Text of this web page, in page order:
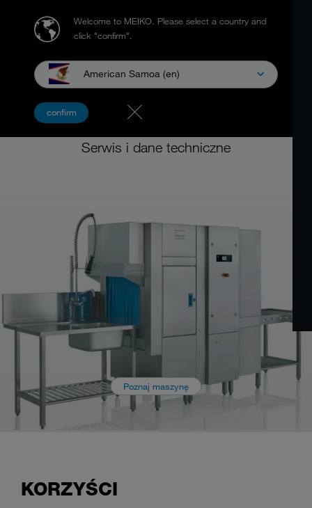
Welcome to MEIKO. Please select a country and
click "confirm".
American Samoa (en)
confirm
Zmywarka z&nbsp;transportem koszowym
MEIKO UPster® K
Serwis i dane techniczne
Poznaj maszynę
KORZYŚCI